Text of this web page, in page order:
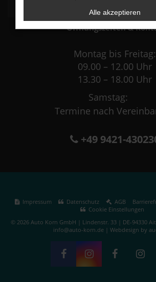
Öffnungszeiten &
Montag bis Freitag:
09.00 – 12.00 Uhr
13.30 – 18.00 Uhr
Samstag:
Termine nach
+49 9421-
Impressum Datenschutz AGB
Cookie Einstellungen
© 2026 Auto Korn GmbH | Lindenstr. 33 | DE-94330
info@auto-korn.de | Webdesign by
Alle akzeptieren